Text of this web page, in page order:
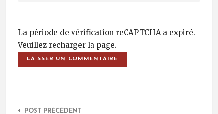
La période de vérification reCAPTCHA a expiré.
Veuillez recharger la page.
Post Navigation
POST PRÉCÉDENT